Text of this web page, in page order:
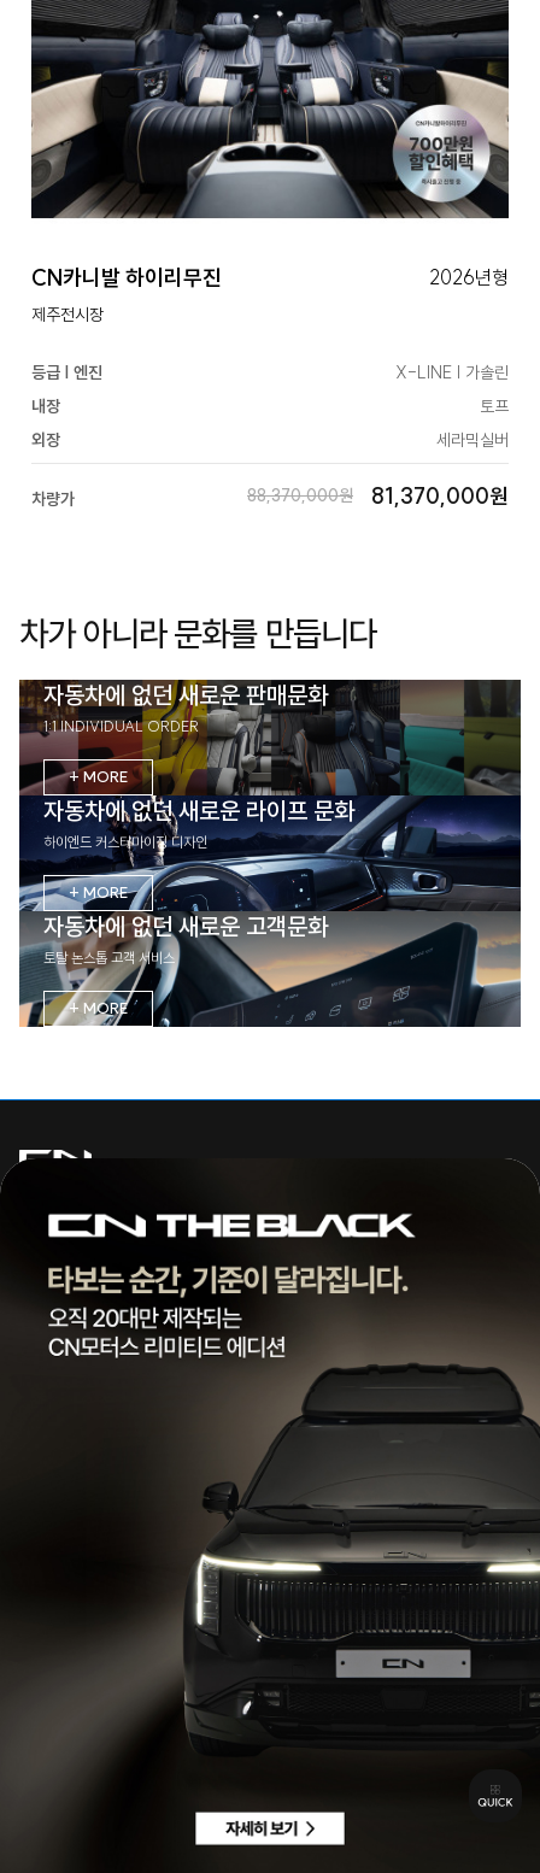
CN카니발 하이리무진 2026년형
제주전시장
등급 | 엔진
X-LINE | 가솔린
내장
토프
외장
세라믹실버
차량가 88,370,000원 81,370,000원
차가 아니라 문화를 만듭니다
자동차에 없던 새로운 판매문화
1:1 INDIVIDUAL ORDER
+ MORE
자동차에 없던 새로운 라이프 문화
하이엔드 커스터마이징 디자인
+ MORE
자동차에 없던 새로운 고객문화
토탈 논스톱 고객 서비스
+ MORE
주식회사 씨엔모터스
대표 | 조종현
전화 |1855-3966
팩스 | 032-578-3966
통신판매업신고번호 | 제 2022-인천서구-2322호
차량구매상담 | 평일 09:00 ~ 18:00 / 주말 및 공휴일 10:00 ~ 18:00
AS 및 기타상담 | 평일 09:00 ~ 18:00 / 주말 및 공휴일 휴무
이메일수집정보